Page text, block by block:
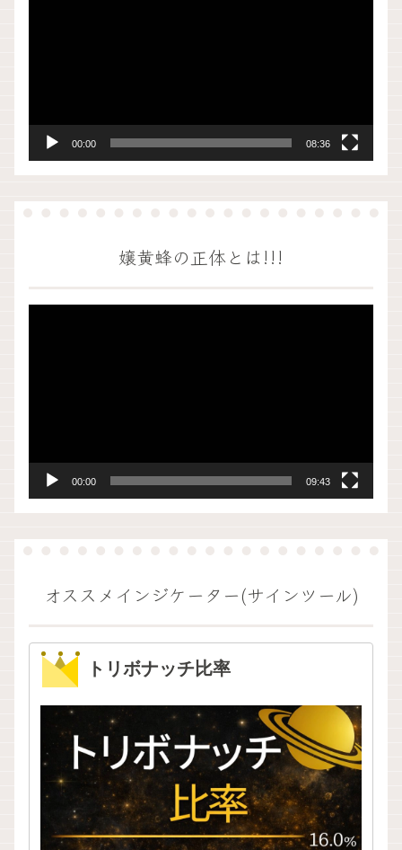
ー
00:00 08:36
嬢黄蜂の正体とは!!!
ー
00:00 09:43
オススメインジケーター(サインツール)
トリボナッチ比率